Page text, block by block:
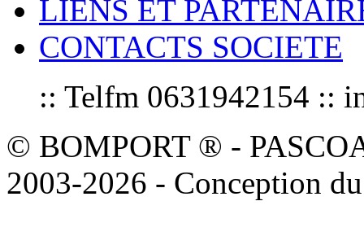
LIENS ET
CONTACTS SOCIETE
:: Telfm 0631942154 ::
© BOMPORT ® -
2003-2026 - Conception